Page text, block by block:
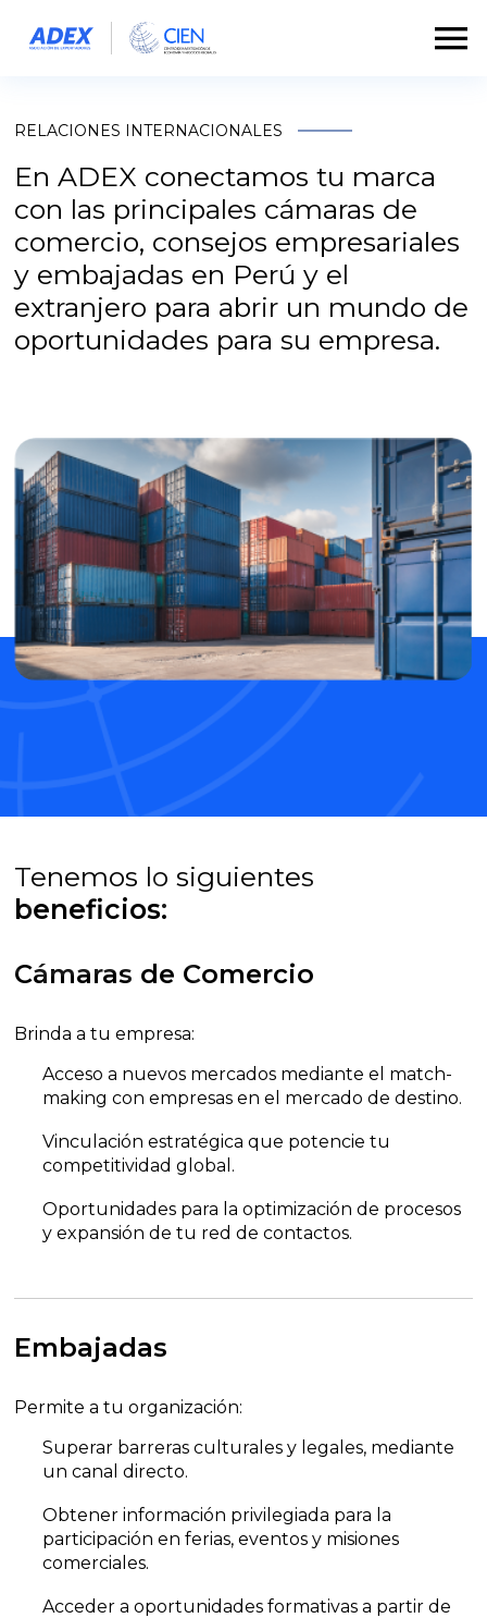
RELACIONES INTERNACIONALES
En ADEX conectamos tu marca
con las principales cámaras de
comercio, consejos empresariales
y embajadas en Perú y el
extranjero para abrir un mundo de
oportunidades para su empresa.
Tenemos lo siguientes
beneficios:
Cámaras de Comercio
Brinda a tu empresa:
Acceso a nuevos mercados mediante el match-
making con empresas en el mercado de destino.
Vinculación estratégica que potencie tu
competitividad global.
Oportunidades para la optimización de procesos
y expansión de tu red de contactos.
Embajadas
Permite a tu organización:
Superar barreras culturales y legales, mediante
un canal directo.
Obtener información privilegiada para la
participación en ferias, eventos y misiones
comerciales.
Acceder a oportunidades formativas a partir de